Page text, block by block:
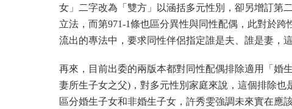
女」
二字改為「雙方」以涵括多元性別，卻另增訂第
立法，而第971-1條也區分異性與同性配偶，此對於跨
流出的專法中， 要求同性伴侶指定誰是夫、誰是妻，
再來，目前出委的兩版本都對同性配偶排除適用「婚
妻所生子女之父)，對多元性別家庭來說，這個排除也
區分婚生子女和非婚生子女， 許秀雯強調未來實在應